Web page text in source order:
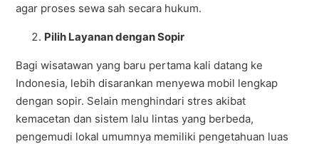
agar proses sewa sah secara hukum.
Pilih Layanan dengan Sopir
Bagi wisatawan yang baru pertama kali datang ke
Indonesia, lebih disarankan menyewa mobil lengkap
dengan sopir. Selain menghindari stres akibat
kemacetan dan sistem lalu lintas yang berbeda,
pengemudi lokal umumnya memiliki pengetahuan luas